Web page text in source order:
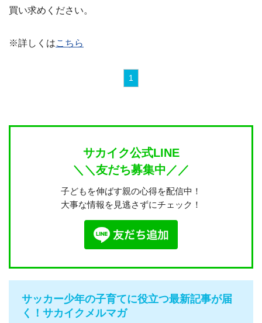
買い求めください。
※詳しくはこちら
1
サカイク公式LINE
＼＼友だち募集中／／
子どもを伸ばす親の心得を配信中！
大事な情報を見逃さずにチェック！
サッカー少年の子育てに役立つ最新記事が届
く！サカイクメルマガ